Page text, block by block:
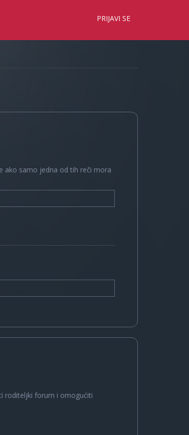
PRIJAVI SE
ako samo jedna od tih reči mora
roditeljki forum i omogućiti